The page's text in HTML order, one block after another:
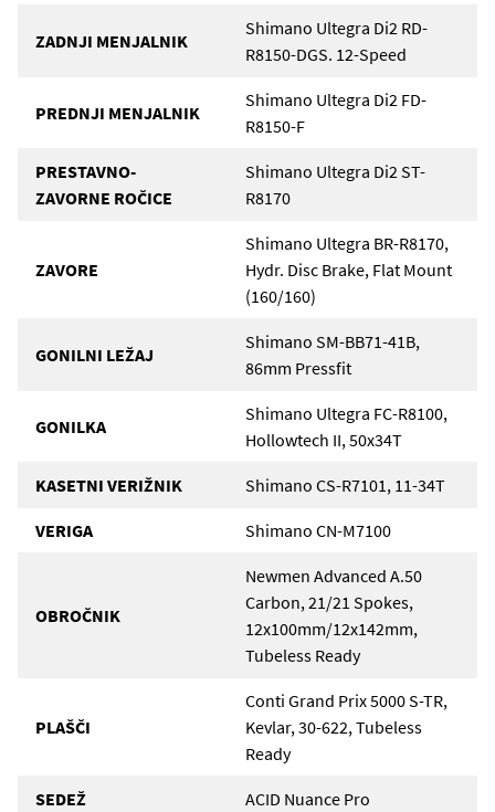
ZADNJI MENJALNIK
Shimano Ultegra Di2 RD-
R8150-DGS. 12-Speed
PREDNJI MENJALNIK
Shimano Ultegra Di2 FD-
R8150-F
PRESTAVNO-
ZAVORNE ROČICE
Shimano Ultegra Di2 ST-
R8170
ZAVORE
Shimano Ultegra BR-R8170,
Hydr. Disc Brake, Flat Mount
(160/160)
GONILNI LEŽAJ
Shimano SM-BB71-41B,
86mm Pressfit
GONILKA
Shimano Ultegra FC-R8100,
Hollowtech II, 50x34T
KASETNI VERIŽNIK Shimano CS-R7101, 11-34T
VERIGA Shimano CN-M7100
OBROČNIK
Newmen Advanced A.50
Carbon, 21/21 Spokes,
12x100mm/12x142mm,
Tubeless Ready
PLAŠČI
Conti Grand Prix 5000 S-TR,
Kevlar, 30-622, Tubeless
Ready
SEDEŽ ACID Nuance Pro